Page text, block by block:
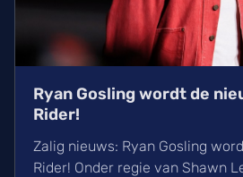
Ryan Gosling wordt de
Rider!
Zalig nieuws: Ryan Gosling
Rider! Onder regie van Shawn